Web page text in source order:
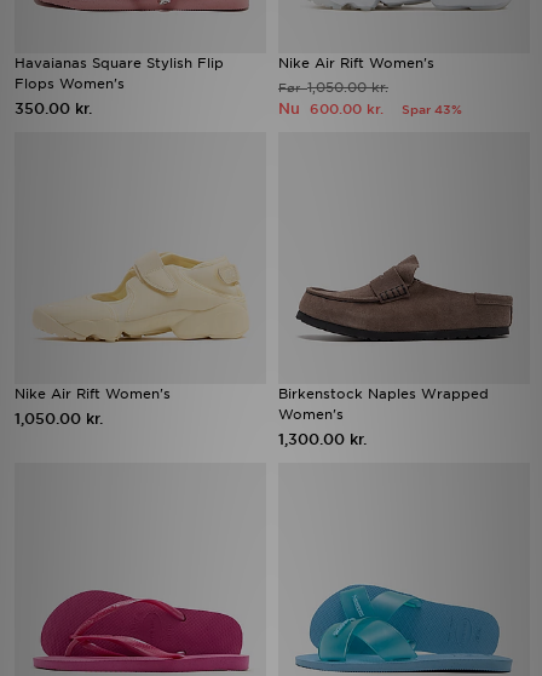
Havaianas Square Stylish Flip
Flops Women's
350.00 kr.
Nike Air Rift Women's
Før1,050.00 kr.
Nu 600.00 kr. Spar 43%
Nike Air Rift Women's
1,050.00 kr.
Birkenstock Naples Wrapped
Women's
1,300.00 kr.